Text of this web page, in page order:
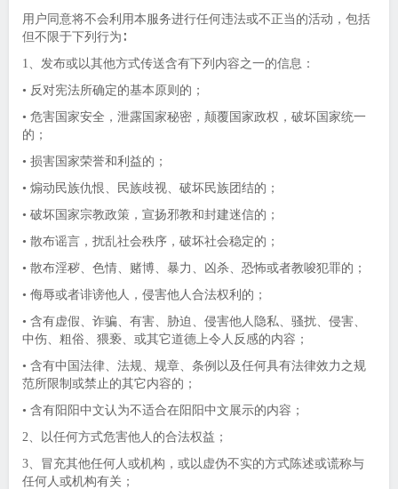
用户同意将不会利用本服务进行任何违法或不正当的活动，包括
但不限于下列行为∶
1、发布或以其他方式传送含有下列内容之一的信息：
• 反对宪法所确定的基本原则的；
• 危害国家安全，泄露国家秘密，颠覆国家政权，破坏国家统一
的；
• 损害国家荣誉和利益的；
• 煽动民族仇恨、民族歧视、破坏民族团结的；
• 破坏国家宗教政策，宣扬邪教和封建迷信的；
• 散布谣言，扰乱社会秩序，破坏社会稳定的；
• 散布淫秽、色情、赌博、暴力、凶杀、恐怖或者教唆犯罪的；
• 侮辱或者诽谤他人，侵害他人合法权利的；
• 含有虚假、诈骗、有害、胁迫、侵害他人隐私、骚扰、侵害、
中伤、粗俗、猥亵、或其它道德上令人反感的内容；
• 含有中国法律、法规、规章、条例以及任何具有法律效力之规
范所限制或禁止的其它内容的；
• 含有阳阳中文认为不适合在阳阳中文展示的内容；
2、以任何方式危害他人的合法权益；
3、冒充其他任何人或机构，或以虚伪不实的方式陈述或谎称与
任何人或机构有关；